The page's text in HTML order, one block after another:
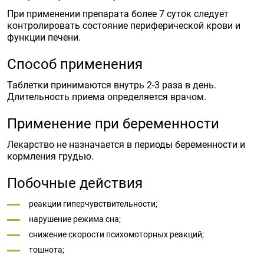
При применении препарата более 7 суток следует
контролировать состояние периферической крови и
функции печени.
Способ применения
Таблетки принимаются внутрь 2-3 раза в день.
Длительность приема определяется врачом.
Применение при беременности
Лекарство не назначается в периоды беременности и
кормления грудью.
Побочные действия
реакции гиперчувствительности;
нарушение режима сна;
снижение скорости психомоторных реакций;
тошнота;